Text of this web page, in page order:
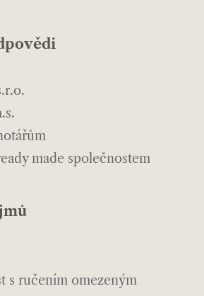
made společnostem
s ručením omezeným